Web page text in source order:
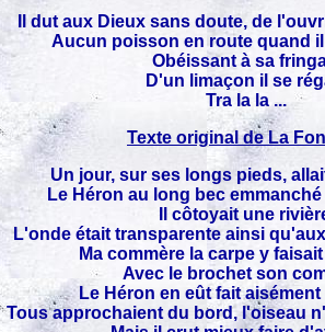
Il dut aux Dieux sans doute, de
Aucun poisson en route quand
Obéissant à sa
D'un limaçon il se
Tra la la ...
Texte original de La
Un jour, sur ses longs pieds,
Le Héron au long bec
Il côtoyait une
L'onde était transparente ainsi
Ma commère la carpe y
Avec le brochet son
Le Héron en eût fait
Tous approchaient du bord, l'oiseau